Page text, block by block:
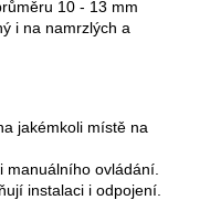
10 - 13 mm
i na namrzlých a
jakémkoli místě na
manuálního ovládání.
instalaci i odpojení.